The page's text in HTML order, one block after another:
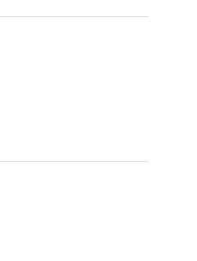
Heel veel plezier er